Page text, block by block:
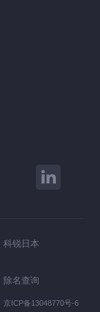
科锐日本
除名查询
京ICP备13048770号-6